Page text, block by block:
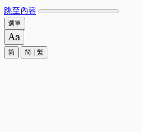
跳至內容
選單
简 简 繁